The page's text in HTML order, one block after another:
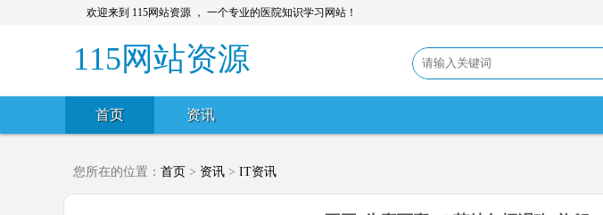
欢迎来到 115网站资源 ， 一个专业的医院知识学习网站！
115网站资源
首页 资讯
您所在的位置： 首页 > 资讯 > IT资讯